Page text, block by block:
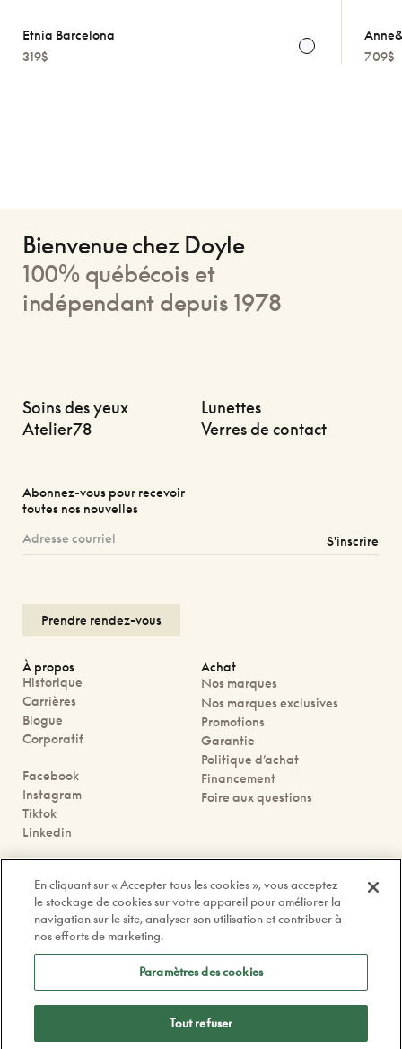
Etnia Barcelona
319$
709$
Bienvenue chez Doyle
100% québécois et
indépendant depuis 1978
Soins des yeux
Lunettes
Atelier78
Verres de contact
Abonnez-vous pour recevoir
toutes nos nouvelles
S'inscrire
Prendre rendez-vous
À propos
Historique
Carrières
Blogue
Corporatif
Facebook
Instagram
Tiktok
Linkedin
Prendre rendez-vous
Nos boutiques
Contactez-nous
contact@doyle.ca
Achat
Nos marques
Nos marques exclusives
Promotions
Garantie
Politique d’achat
Financement
Foire aux questions
En cliquant sur « Accepter tous les cookies », vous acceptez
le stockage de cookies sur votre appareil pour améliorer la
navigation sur le site, analyser son utilisation et contribuer à
nos efforts de marketing.
Paramètres des cookies
Tout refuser